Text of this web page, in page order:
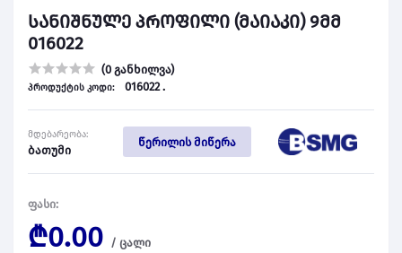
სანიშნულე პროფილი (მაიაკი) 9მმ
016022
(0 განხილვა)
პროდუქტის კოდი: 016022 .
მდებარეობა:
ბათუმი
წერილის მიწერა
ფასი:
₾0.00 / ცალი